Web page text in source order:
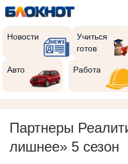
Новости
Учиться
готов
Авто Работа
Партнеры
лишнее» 5 сезон